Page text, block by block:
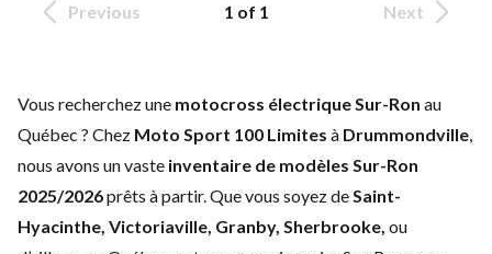
Previous 1 of 1 Next
Vous recherchez une motocross électrique Sur-Ron au
Québec ? Chez Moto Sport 100 Limites à Drummondville,
nous avons un vaste inventaire de modèles Sur-Ron
2025/2026prêts à partir. Que vous soyez deSaint-
Hyacinthe, Victoriaville, Granby, Sherbrooke, ou